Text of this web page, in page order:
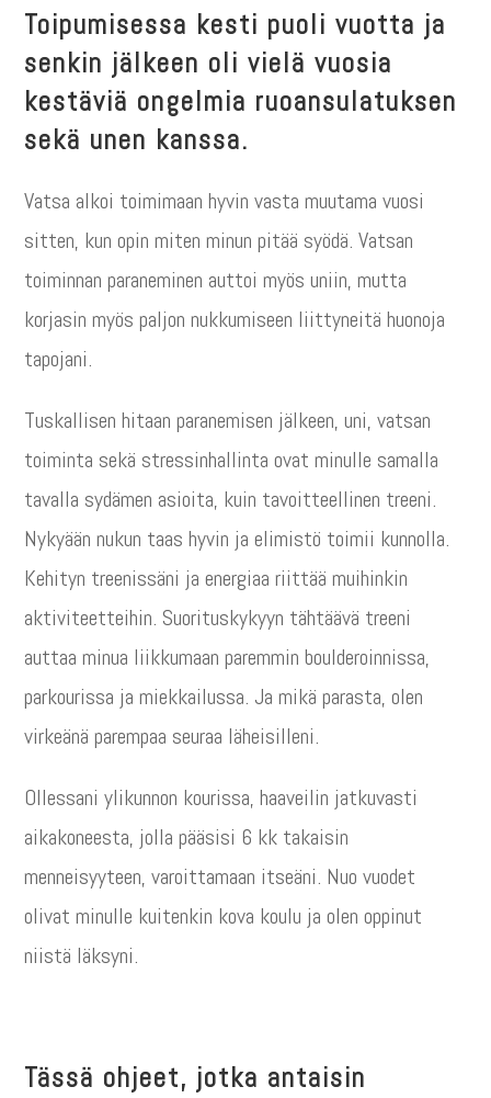
Toipumisessa kesti puoli vuotta ja
senkin jälkeen oli vielä vuosia
kestäviä ongelmia ruoansulatuksen
sekä unen kanssa.
Vatsa alkoi toimimaan hyvin vasta muutama vuosi
sitten, kun opin miten minun pitää syödä. Vatsan
toiminnan paraneminen auttoi myös uniin, mutta
korjasin myös paljon nukkumiseen liittyneitä huonoja
tapojani.
Tuskallisen hitaan paranemisen jälkeen, uni, vatsan
toiminta sekä stressinhallinta ovat minulle samalla
tavalla sydämen asioita, kuin tavoitteellinen treeni.
Nykyään nukun taas hyvin ja elimistö toimii kunnolla.
Kehityn treenissäni ja energiaa riittää muihinkin
aktiviteetteihin. Suorituskykyyn tähtäävä treeni
auttaa minua liikkumaan paremmin boulderoinnissa,
parkourissa ja miekkailussa. Ja mikä parasta, olen
virkeänä parempaa seuraa läheisilleni.
Ollessani ylikunnon kourissa, haaveilin jatkuvasti
aikakoneesta, jolla pääsisi 6 kk takaisin
menneisyyteen, varoittamaan itseäni. Nuo vuodet
olivat minulle kuitenkin kova koulu ja olen oppinut
niistä läksyni.
Tässä ohjeet, jotka antaisin